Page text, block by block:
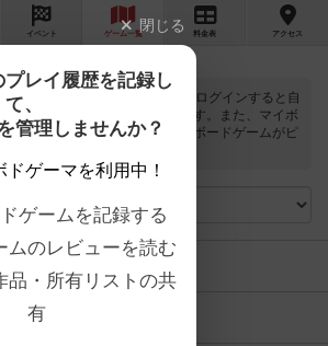
イベント ゲーム一覧 料金 表 アクセス
ドゲームで遊ぶことができます。ログインすると自
登録できるボタンが表示されます。また、マイボ
」と「お気に入り」に該当するボードゲームがピ
ス
30分～60分 8歳～ 2024年～
シー
閉じる
レイ履歴を記録し
て、
管理しませんか？
ドゲーマを利用中！
ゲームを記録する
ムのレビューを読む
品・所有リストの共
有